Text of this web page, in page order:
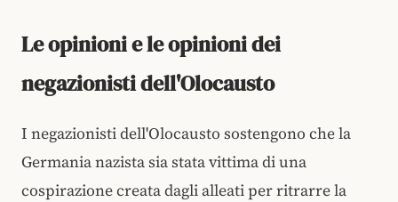
Le opinioni e le opinioni dei
negazionisti dell'Olocausto
I negazionisti dell'Olocausto sostengono che la
Germania nazista sia stata vittima di una
cospirazione creata dagli alleati per ritrarre la